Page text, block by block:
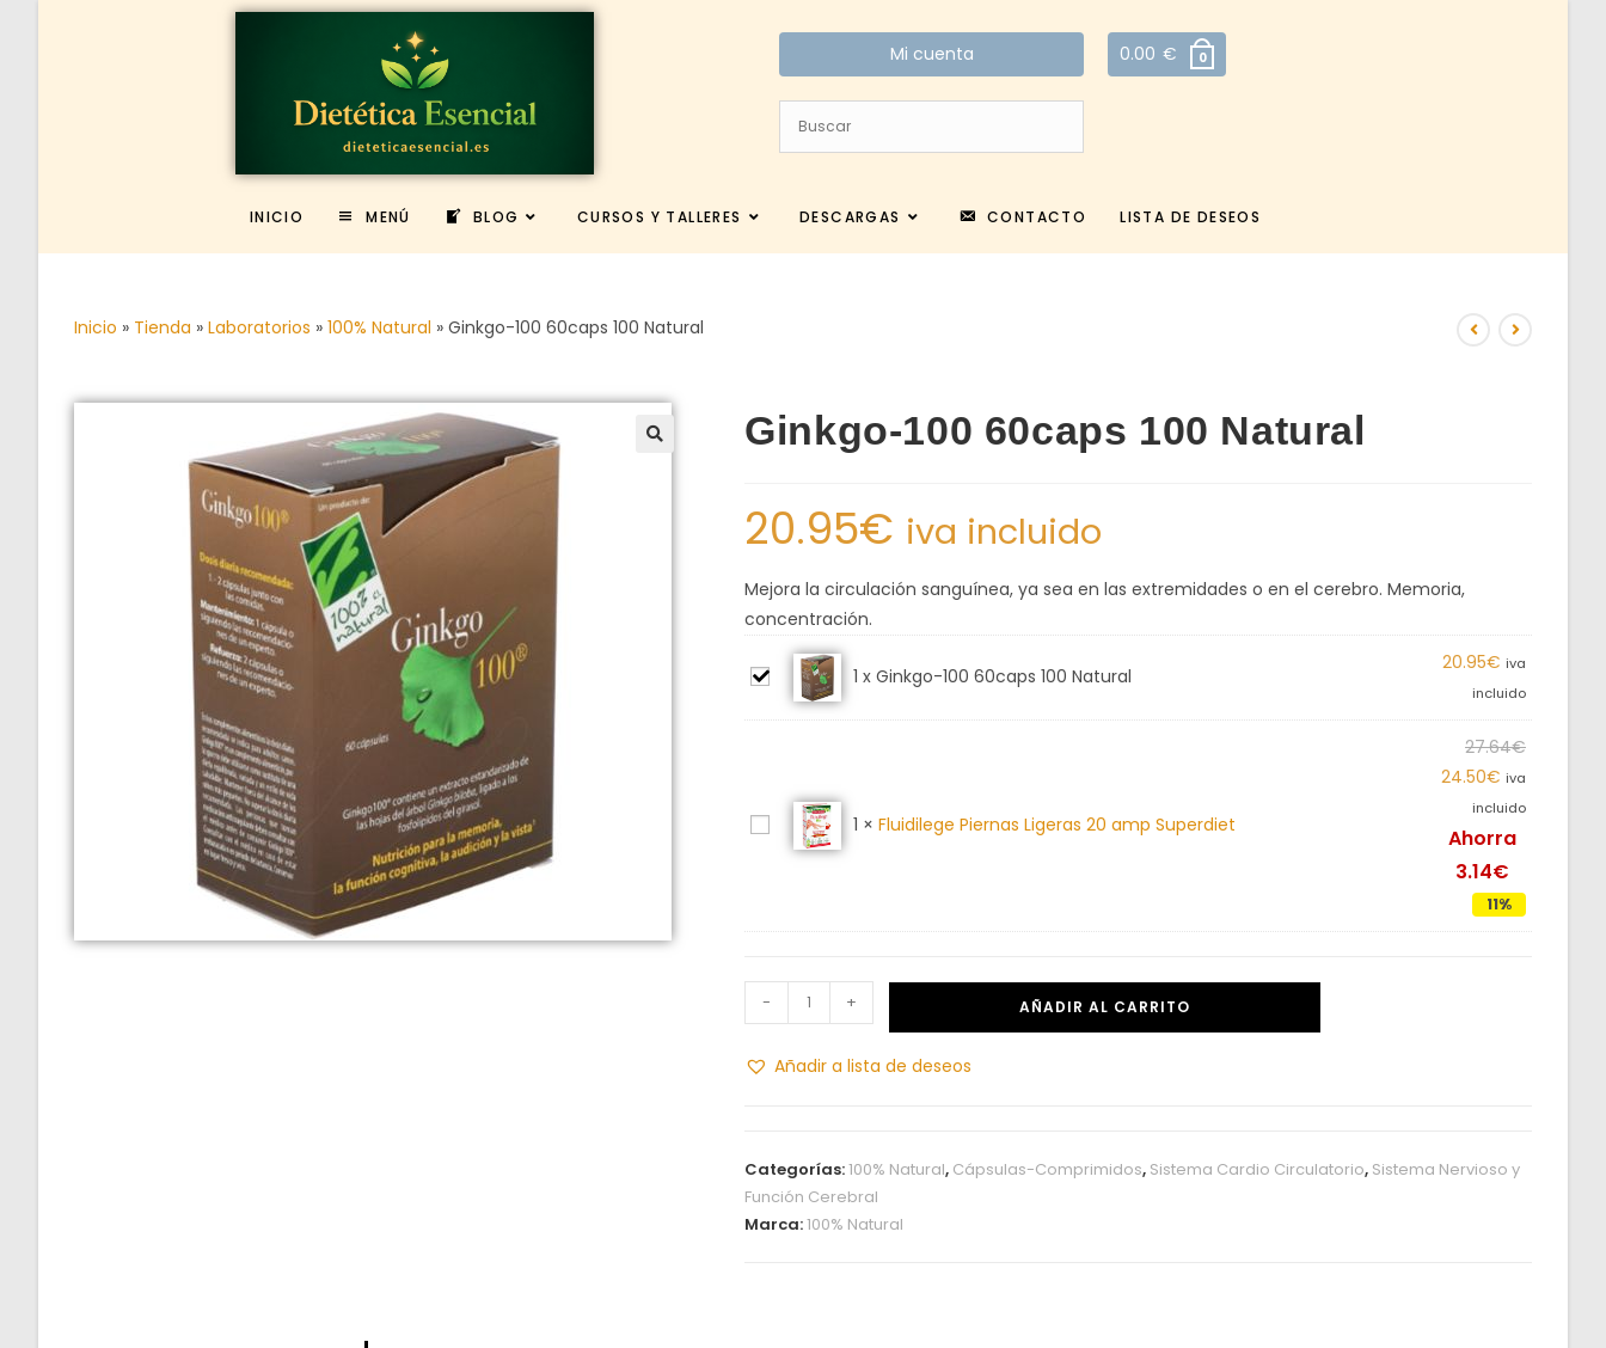
Mi cuenta 0.00 € 0
INICIO MENÚ BLOG CURSOS Y TALLERES DESCARGAS CONTACTO LISTA DE DESEOS
Inicio » Tienda » Laboratorios » 100% Natural » Ginkgo-100 60caps 100 Natural
Ginkgo-100 60caps 100 Natural
20.95€ iva incluido
Mejora la circulación sanguínea, ya sea en las extremidades o en el cerebro. Memoria,
concentración.
G
6
a
0
1 x Ginkgo-100 60caps 100 Natural
20.95€ iva
incluido
g
r
1 ×Fluidilege Piernas Ligeras 20 amp Superdiet
27.64€
24.50€ iva
incluido
Ahorra
3.14€
11%
- + AÑADIR AL CARRITO
Añadir a lista de deseos
Categorías:100% Natural, Cápsulas-Comprimidos, Sistema Cardio Circulatorio, Sistema Nervioso y
Función Cerebral
Marca:100% Natural